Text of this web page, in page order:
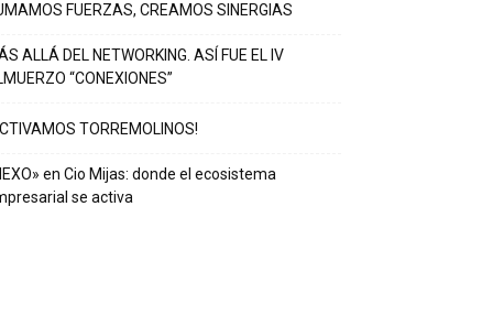
FUERZAS, CREAMOS SINERGIAS
ALLÁ DEL NETWORKING. ASÍ FUE EL IV
“CONEXIONES”
TORREMOLINOS!
en Cio Mijas: donde el ecosistema
se activa